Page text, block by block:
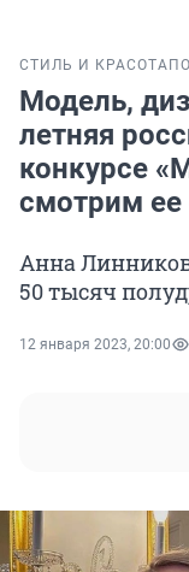
СТИЛЬ И КРАСОТА
Модель,
летняя
конкурсе
смотрим ее
Анна
50 тысяч
12 января 2023, 20:00